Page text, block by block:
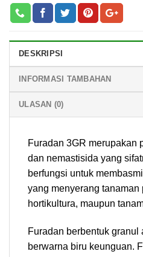
DESKRIPSI
INFORMASI TAMBAHAN
ULASAN (0)
Furadan 3GR merupakan
dan nemastisida yang
berfungsi untuk
yang menyerang tanaman
hortikultura, maupun
Furadan berbentuk granul
berwarna biru keunguan.